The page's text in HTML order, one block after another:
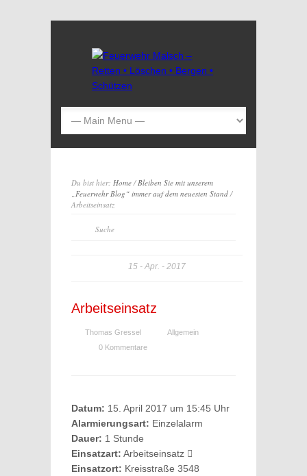
Du bist hier: Home/Bleiben Sie mit unserem
„Feuerwehr Blog“ immer auf dem neuesten Stand/
Arbeitseinsatz
15 Apr. 2017
Arbeitseinsatz
Thomas Gressel
Allgemein
0 Kommentare
Datum: 15. April 2017 um 15:45 Uhr
Alarmierungsart: Einzelalarm
Dauer: 1 Stunde
Einsatzart: Arbeitseinsatz
Einsatzort: Kreisstraße 3548